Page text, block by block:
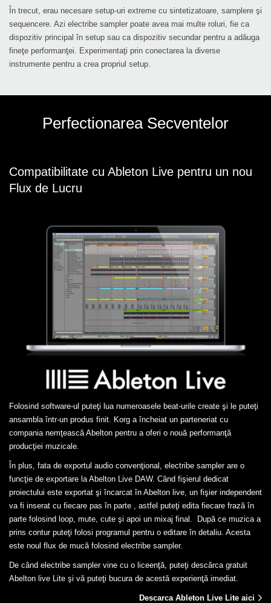
În trecut, erau necesare setup-uri extreme cu sintetizatoare, samplere şi
sequencere. Azi electribe sampler poate avea mai multe roluri, fie ca
dispozitiv principal în setup sau ca dispozitiv secundar pentru a adăuga
fineţe performanţei. Experimentaţi prin conectarea la diverse
instrumente pentru a crea propriul setup.
Perfectionarea Secventelor
Compatibilitate cu Ableton Live pentru un nou
Flux de Lucru
Folosind software-ul puteţi lua numeroasele beat-urile create şi le puteţi
ansambla într-un produs finit. Korg a încheiat un parteneriat cu
compania nemţească Abelton pentru a oferi o nouă performanţă
producţiei muzicale.
În plus, fata de exportul audio convenţional, electribe sampler are o
funcţie de exportare la Abelton Live DAW. Când fişierul dedicat
proiectului este exportat şi încarcat în Abelton live, un fişier independent
va fi inserat cu fiecare pas în parte , astfel puteţi edita fiecare frază în
parte folosind loop, mute, cute şi apoi un mixaj final. După ce muzica a
prins contur puteţi folosi programul pentru o editare în detaliu. Acesta
este noul flux de mucă folosind electribe sampler.
De când electribe sampler vine cu o liceenţă, puteţi descărca gratuit
Abelton live Lite şi vă puteţi bucura de acestă experienţă imediat.
Descarca Ableton Live Lite aici